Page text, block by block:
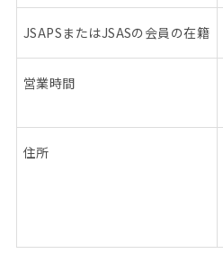
JSAPSまたはJSASの会員の在籍
営業時間
住所